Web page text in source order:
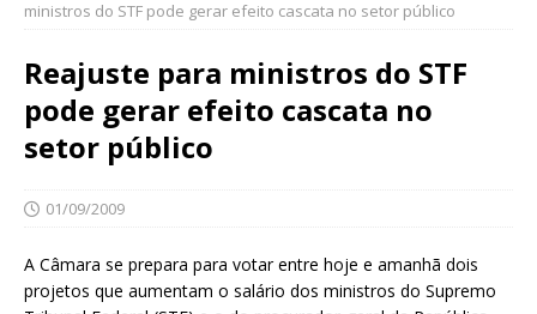
ministros do STF pode gerar efeito cascata no setor público
Reajuste para ministros do STF
pode gerar efeito cascata no
setor público
01/09/2009
A Câmara se prepara para votar entre hoje e amanhã dois
projetos que aumentam o salário dos ministros do Supremo